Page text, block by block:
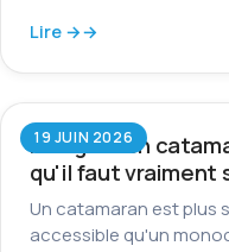
Lire →
19 JUIN 2026
Naviguer en
qu'il faut vraiment
Un catamaran est plus
accessible qu'un